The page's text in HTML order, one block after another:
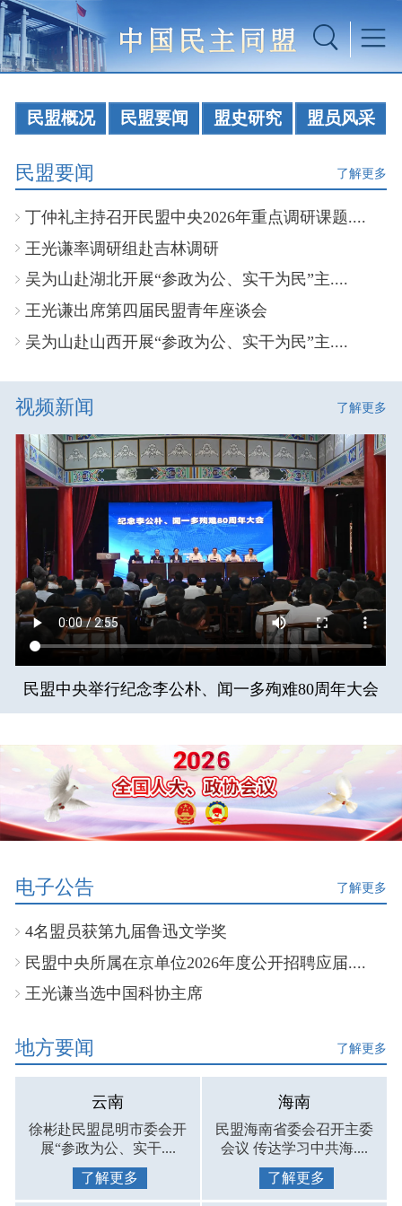
民盟概况 民盟要闻 盟史研究 盟员风采
民盟要闻 了解更多
丁仲礼主持召开民盟中央2026年重点调研课题....
王光谦率调研组赴吉林调研
吴为山赴湖北开展“参政为公、实干为民”主....
王光谦出席第四届民盟青年座谈会
吴为山赴山西开展“参政为公、实干为民”主....
视频新闻 了解更多
民盟中央举行纪念李公朴、闻一多殉难80周年大会
电子公告 了解更多
4名盟员获第九届鲁迅文学奖
民盟中央所属在京单位2026年度公开招聘应届....
王光谦当选中国科协主席
地方要闻 了解更多
云南
徐彬赴民盟昆明市委会开
展“参政为公、实干....
了解更多
海南
民盟海南省委会召开主委
会议 传达学习中共海....
了解更多